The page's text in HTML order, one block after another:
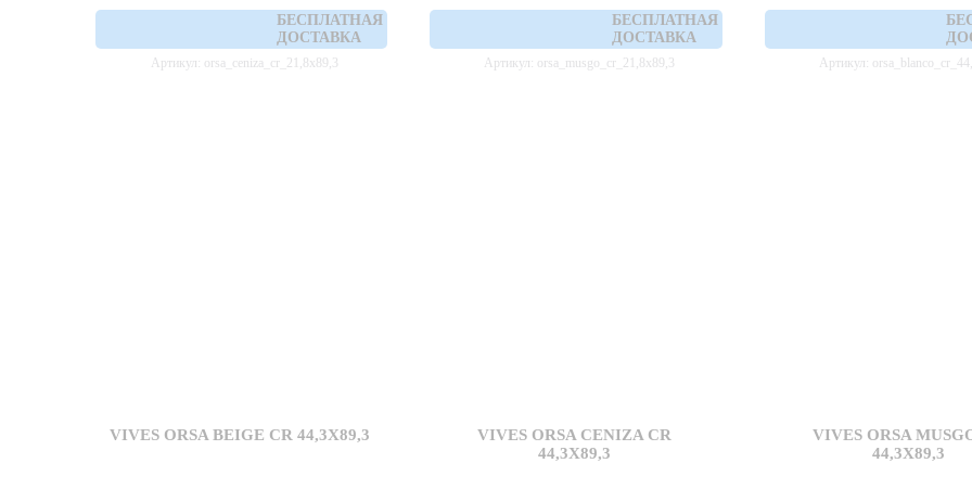
БЕСПЛАТНАЯ
ДОСТАВКА
Артикул: orsa_ceniza_cr_21,8x89,3
БЕСПЛАТНАЯ
ДОСТАВКА
Артикул: orsa_musgo_cr_21,8x89,3 Артикул:
VIVES ORSA BEIGE CR 44,3X89,3
VIVES ORSA CENIZA CR
44,3X89,3
VIVES ORSA
44,3X89,3